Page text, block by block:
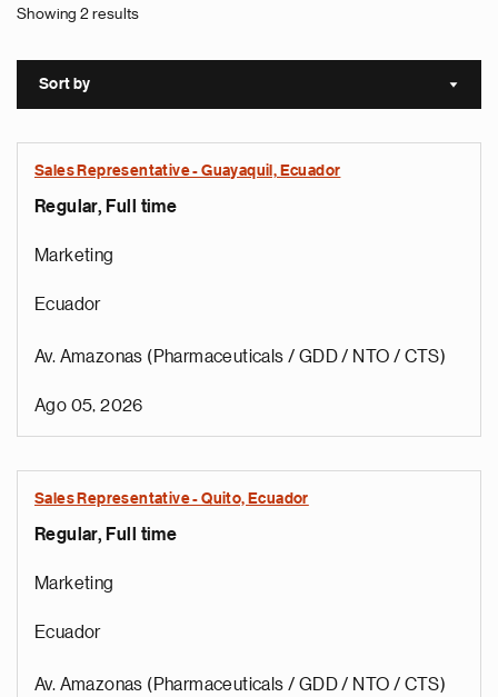
Showing 2 results
Sort by Sort
Sales Representative - Guayaquil, Ecuador
Regular, Full time
Marketing
Ecuador
Av. Amazonas (Pharmaceuticals / GDD / NTO / CTS)
Ago 05, 2026
Sales Representative - Quito, Ecuador
Regular, Full time
Marketing
Ecuador
Av. Amazonas (Pharmaceuticals / GDD / NTO / CTS)